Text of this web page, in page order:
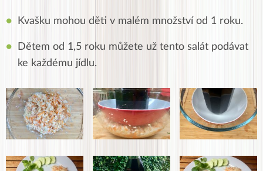
Kvašku mohou děti v malém množství od 1 roku.
Dětem od 1,5 roku můžete už tento salát podávat
ke každému jídlu.